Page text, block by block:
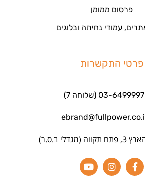
פרסום ממומן
עמודי נחיתה ובלוגים
פרטי התקשרות
03-6499997 (שלוחה 7)
(מגדלי ב.ס.ר)